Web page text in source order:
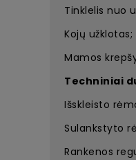
Tinklelis nuo
Kojų užklotas;
Mamos
Techniniai
Išskleisto
Sulankstyto
Rankenos